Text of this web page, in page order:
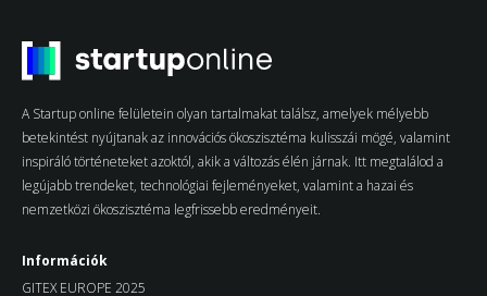
A Startup online felületein olyan tartalmakat találsz, amelyek mélyebb
betekintést nyújtanak az innovációs ökoszisztéma kulisszái mögé, valamint
inspiráló történeteket azoktól, akik a változás élén járnak. Itt megtalálod a
legújabb trendeket, technológiai fejleményeket, valamint a hazai és
nemzetközi ökoszisztéma legfrissebb eredményeit.
Információk
GITEX EUROPE 2025